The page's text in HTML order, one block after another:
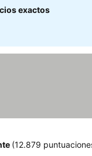
exactos
(12.879